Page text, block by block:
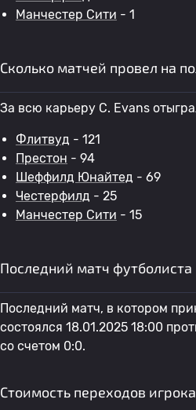
Манчестер Сити - 1
Сколько матчей провел на
За всю карьеру C. Evans
Флитвуд - 121
Престон - 94
Шеффилд Юнайтед - 69
Честерфилд - 25
Манчестер Сити - 15
Последний матч футболиста
Последний матч, в котором
состоялся 18.01.2025 18:00
со счетом 0:0.
Стоимость переходов игрока